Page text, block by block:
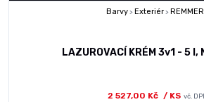
Barvy>Exteriér>
LAZUROVACÍ KRÉM 3v1 - 5
2 527,00 Kč / KS vč.